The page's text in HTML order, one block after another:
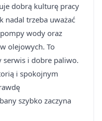
dobrą kulturę pracy
nadal trzeba uważać
wody oraz
olejowych. To
serwis i dobre paliwo.
i spokojnym
szybko zaczyna